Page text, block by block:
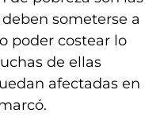
someterse a
poder costear lo
de ellas
afectadas en